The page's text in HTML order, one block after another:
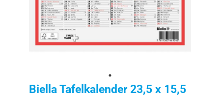
Biella Tafelkalender 23,5 x 15,5